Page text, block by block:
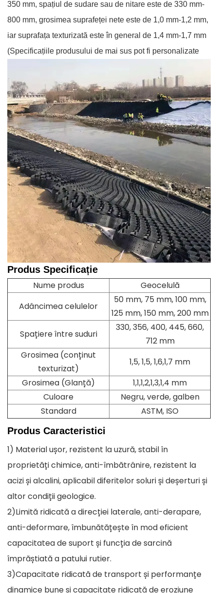
350 mm, spațiul de sudare sau de nitare este de 330 mm-
800 mm, grosimea suprafeței nete este de 1,0 mm-1,2 mm,
iar suprafața texturizată este în general de 1,4 mm-1,7 mm
(Specificațiile produsului de mai sus pot fi personalizate
Produs Specificație
Nume produs
Geocelulă
Adâncimea celulelor
50 mm, 75 mm, 100 mm,
125 mm, 150 mm, 200 mm
Spațiere între suduri
330, 356, 400, 445, 660,
712 mm
Grosimea (conținut
texturizat)
1,5, 1,5, 1,6,1,7 mm
Grosimea (Glanță)
1,1,1,2,1,3,1,4 mm
Culoare
Negru, verde, galben
Standard
ASTM, ISO
Produs Caracteristici
1) Material ușor, rezistent la uzură, stabil în
proprietăți chimice, anti-îmbătrânire, rezistent la
acizi și alcalini, aplicabil diferitelor soluri și deșerturi și
altor condiții geologice.
2)Limită ridicată a direcției laterale, anti-derapare,
anti-deformare, îmbunătățește în mod eficient
capacitatea de suport și funcția de sarcină
împrăștiată a patului rutier.
3)Capacitate ridicată de transport și performanțe
dinamice bune și capacitate ridicată de eroziune